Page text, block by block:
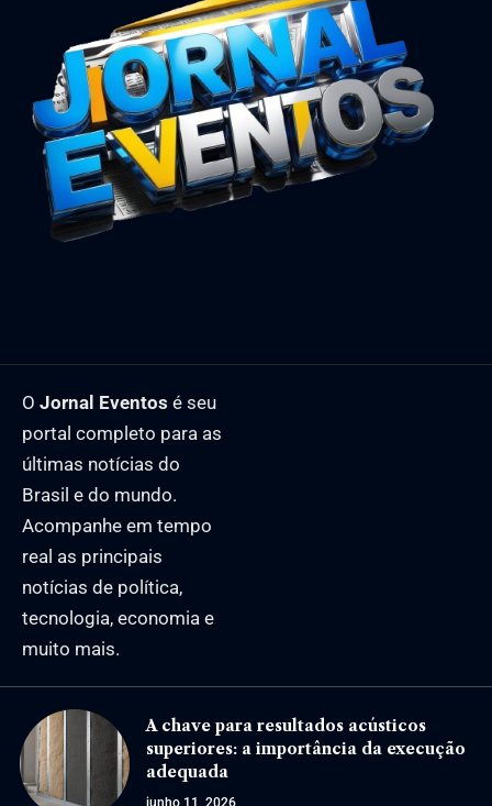
O Jornal Eventos é seu
portal completo para as
últimas notícias do
Brasil e do mundo.
Acompanhe em tempo
real as principais
notícias de política,
tecnologia, economia e
muito mais.
A chave para resultados acústicos
superiores: a importância da execução
adequada
junho 11, 2026